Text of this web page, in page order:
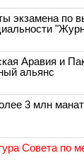
экзамена по
Аравия и
альянс
3 млн
Совета по